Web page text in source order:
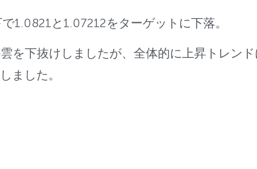
1.0821と1.07212をターゲットに下落。
を下抜けしましたが、全体的に上昇トレン
ました。